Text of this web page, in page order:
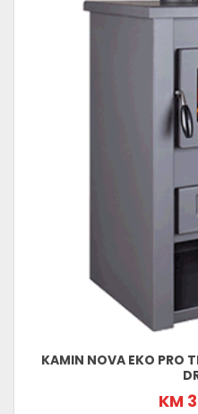
KAMIN NOVA EKO PRO
KM